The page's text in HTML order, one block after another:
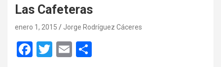
Las Cafeteras
enero 1, 2015 Jorge Rodríguez Cáceres
F
T
E